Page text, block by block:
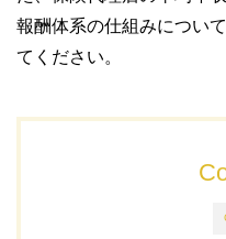
報酬体系の仕組みについ
てください。